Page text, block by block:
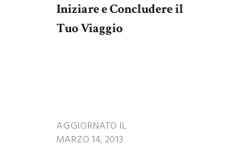
Iniziare e Concludere il
Tuo Viaggio
AGGIORNATO IL
MARZO 14, 2013